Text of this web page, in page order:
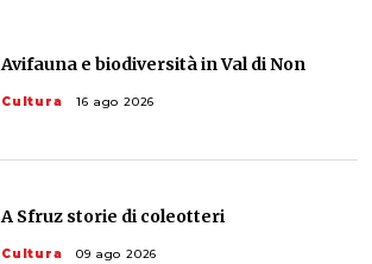
Avifauna e biodiversità in Val di Non
Cultura 16 ago 2026
A Sfruz storie di coleotteri
Cultura 09 ago 2026